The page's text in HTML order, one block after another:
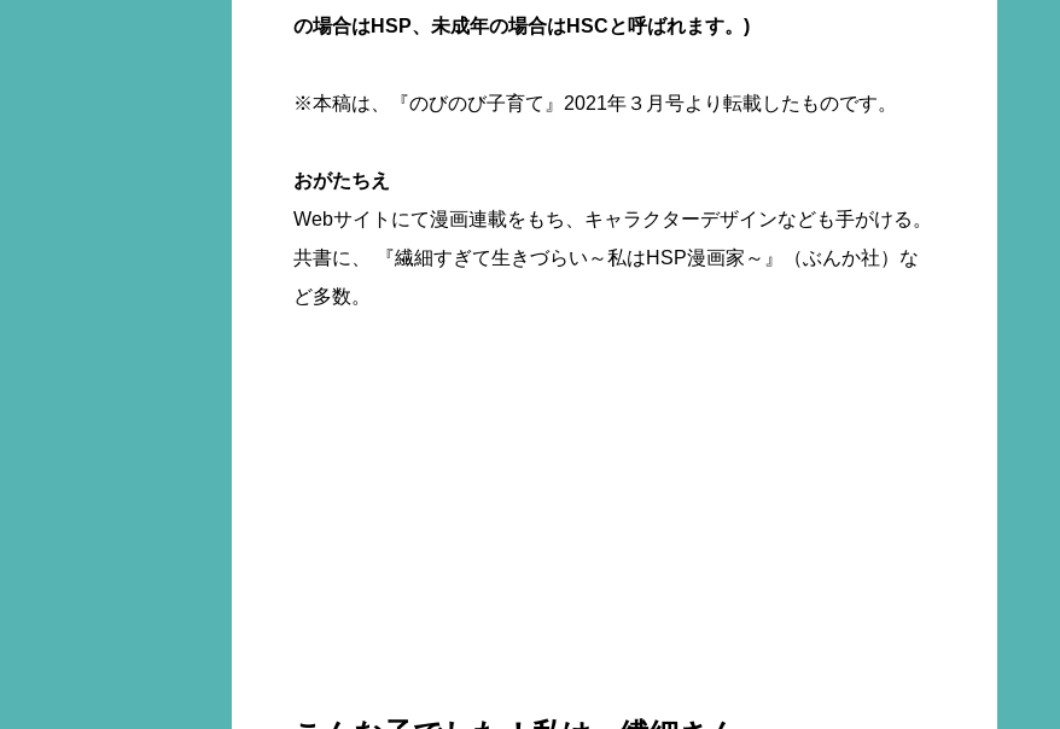
の場合はHSP、未成年の場合はHSCと呼ばれます。)
※本稿は、『のびのび子育て』2021年３月号より転載したものです。
おがたちえ
Webサイトにて漫画連載をもち、キャラクターデザインなども手がける。
共書に、 『繊細すぎて生きづらい～私はHSP漫画家～』（ぶんか社）な
ど多数。